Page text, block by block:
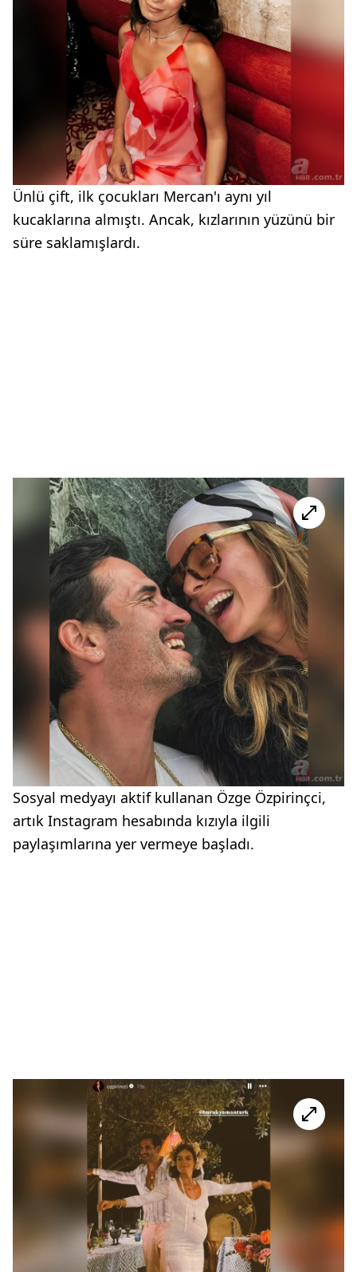
Ünlü çift, ilk çocukları Mercan'ı aynı yıl
kucaklarına almıştı. Ancak, kızlarının yüzünü bir
süre saklamışlardı.
Sosyal medyayı aktif kullanan Özge Özpirinçci,
artık Instagram hesabında kızıyla ilgili
paylaşımlarına yer vermeye başladı.